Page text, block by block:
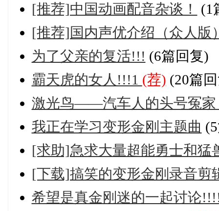
[推荐]中国动画配音杂谈！
(1
[推荐]国内声优介绍（众人版
为了父亲的复活!!! (6篇回复)
霸天虎的女人!!!1 (荐) (20篇
激光鸟——汽车人的头号冤家
我正在学习变形金刚主题曲
[求助]急求大量超能勇士和猛
[下载]搞笑的变形金刚录音剪
希望是真金刚迷的一起讨论